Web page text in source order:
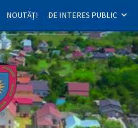
NOUTĂȚI DE INTERES PUBLIC